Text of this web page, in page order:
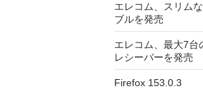
エレコム、スリム
ブルを発売
エレコム、最大7台
レシーバーを発売
Firefox 153.0.3